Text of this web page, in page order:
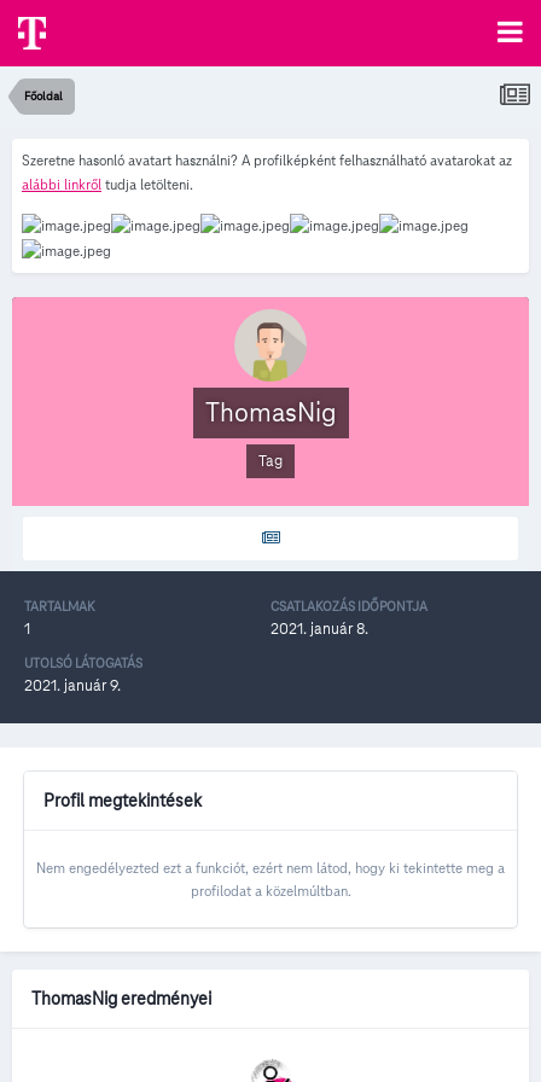
Főoldal
Szeretne hasonló avatart használni? A profilképként felhasználható avatarokat az
alábbi linkről tudja letölteni.
ThomasNig
Tag
TARTALMAK
1
CSATLAKOZÁS IDŐPONTJA
2021. január 8.
UTOLSÓ LÁTOGATÁS
2021. január 9.
Profil megtekintések
Nem engedélyezted ezt a funkciót, ezért nem látod, hogy ki tekintette meg a
profilodat a közelmúltban.
ThomasNig eredményei